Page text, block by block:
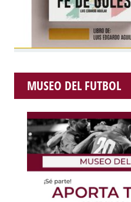
MUSEO DEL FUTBOL